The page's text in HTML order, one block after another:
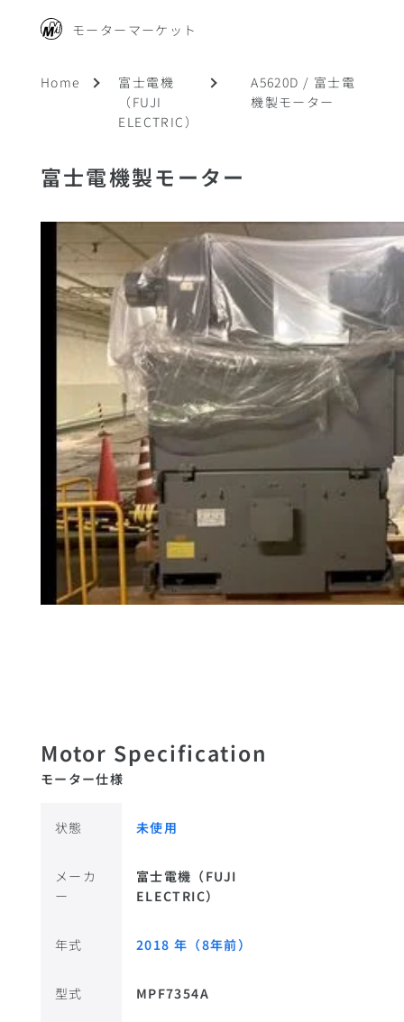
モーターマーケット
Home
富士電機
（FUJI
ELECTRIC）
A5620D / 富士電
機製モーター
富士電機製モーター
モーター仕様
状態 未使用
メーカ
ー
富士電機（FUJI
ELECTRIC）
年式 2018 年（8年前）
型式 MPF7354A